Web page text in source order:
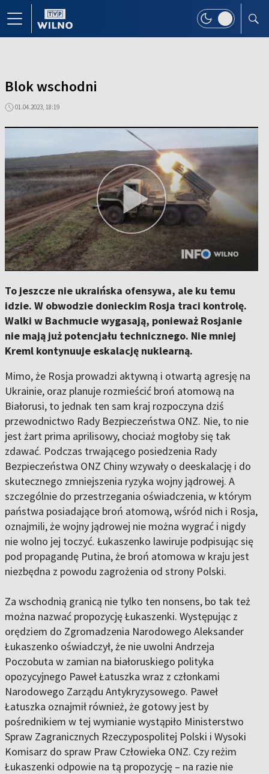
Blok wschodni
01.04.2023, 18:19
To jeszcze nie ukraińska ofensywa, ale ku temu
idzie. W obwodzie donieckim Rosja traci kontrolę.
Walki w Bachmucie wygasają, ponieważ Rosjanie
nie mają już potencjału technicznego. Nie mniej
Kreml kontynuuje eskalację nuklearną.
Mimo, że Rosja prowadzi aktywną i otwartą agresję na
Ukrainie, oraz planuje rozmieścić broń atomową na
Białorusi, to jednak ten sam kraj rozpoczyna dziś
przewodnictwo Rady Bezpieczeństwa ONZ. Nie, to nie
jest żart prima aprilisowy, chociaż mogłoby się tak
zdawać. Podczas trwającego posiedzenia Rady
Bezpieczeństwa ONZ Chiny wzywały o deeskalację i do
skutecznego zmniejszenia ryzyka wojny jądrowej. A
szczególnie do przestrzegania oświadczenia, w którym
państwa posiadające broń atomową, wśród nich i Rosja,
oznajmili, że wojny jądrowej nie można wygrać i nigdy
nie wolno jej toczyć. Łukaszenko lawiruje podpisując się
pod propagandę Putina, że broń atomowa w kraju jest
niezbędna z powodu zagrożenia od strony Polski.
Za wschodnią granicą nie tylko ten nonsens, bo tak też
można nazwać propozycję Łukaszenki. Występując z
orędziem do Zgromadzenia Narodowego Aleksander
Łukaszenko oświadczył, że nie uwolni Andrzeja
Poczobuta w zamian na białoruskiego polityka
opozycyjnego Paweł Łatuszka wraz z członkami
Narodowego Zarządu Antykryzysowego. Paweł
Łatuszka oznajmił również, że gotowy jest by
pośrednikiem w tej wymianie wystąpiło Ministerstwo
Spraw Zagranicznych Rzeczypospolitej Polski i Wysoki
Komisarz do spraw Praw Człowieka ONZ. Czy reżim
Łukaszenki odpowie na tą propozycję – na razie nie